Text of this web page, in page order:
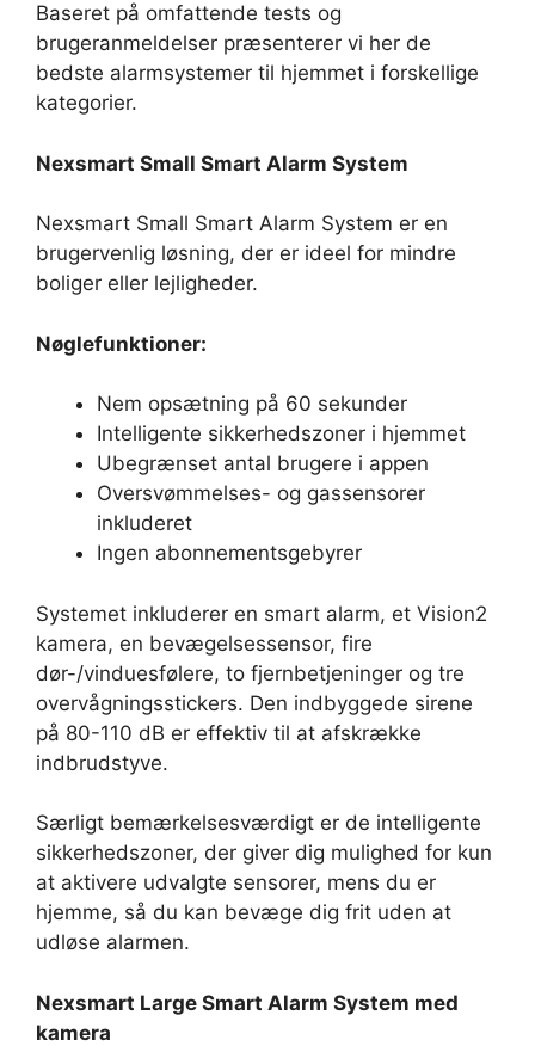
Baseret på omfattende tests og
brugeranmeldelser præsenterer vi her de
bedste alarmsystemer til hjemmet i forskellige
kategorier.
Nexsmart Small Smart Alarm System
Nexsmart Small Smart Alarm System er en
brugervenlig løsning, der er ideel for mindre
boliger eller lejligheder.
Nøglefunktioner:
Nem opsætning på 60 sekunder
Intelligente sikkerhedszoner i hjemmet
Ubegrænset antal brugere i appen
Oversvømmelses- og gassensorer
inkluderet
Ingen abonnementsgebyrer
Systemet inkluderer en smart alarm, et Vision2
kamera, en bevægelsessensor, fire
dør-/vinduesfølere, to fjernbetjeninger og tre
overvågningsstickers. Den indbyggede sirene
på 80-110 dB er effektiv til at afskrække
indbrudstyve.
Særligt bemærkelsesværdigt er de intelligente
sikkerhedszoner, der giver dig mulighed for kun
at aktivere udvalgte sensorer, mens du er
hjemme, så du kan bevæge dig frit uden at
udløse alarmen.
Nexsmart Large Smart Alarm System med
kamera